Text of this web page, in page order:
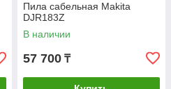
Пила сабельная Makita
DJR183Z
В наличии
57 700 ₸